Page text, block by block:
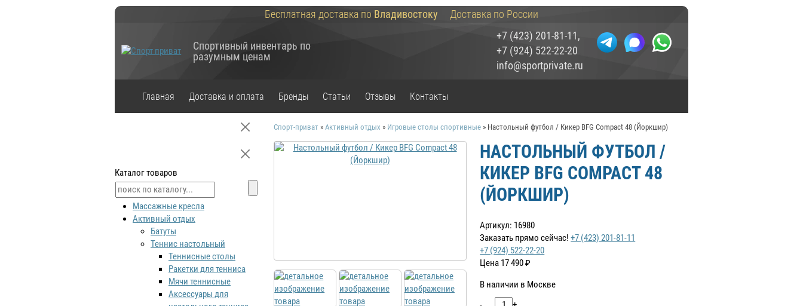
Бесплатная доставка по Владивостоку Доставка по России
Спортивный инвентарь по
разумным ценам
+7 (423) 201-81-11,
+7 (924) 522-22-20
info@sportprivate.ru
Главная Доставка и оплата Бренды Статьи Отзывы Контакты
Спорт-приват »Активный отдых » Игровые столы спортивные » Настольный футбол / Кикер BFG Compact 48 (Йоркшир)
НАСТОЛЬНЫЙ ФУТБОЛ /
КИКЕР BFG COMPACT 48
(ЙОРКШИР)
Артикул: 16980
Заказать прямо сейчас! +7 (423) 201-81-11
+7 (924) 522-22-20
Цена 17 490₽
В наличии в Москве
Каталог товаров
Массажные кресла
Активный отдых
Батуты
Теннис настольный
Теннисные столы
Ракетки для тенниса
Мячи теннисные
Аксессуары для